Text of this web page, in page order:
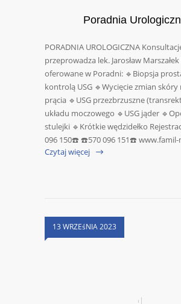
Poradnia
PORADNIA UROLOGICZNA
przeprowadza lek. Jarosław Marszałek
oferowane w Poradni: 🔹Biopsja
kontrolą USG 🔹Wycięcie zmian skóry
prącia 🔹USG przezbrzuszne
układu moczowego 🔹USG jąder
stulejki 🔹Krótkie wędzidełko
096 150☎️ ☎️570 096 151☎️ www.famil-
Czytaj więcej
13 WRZEśNIA 2023